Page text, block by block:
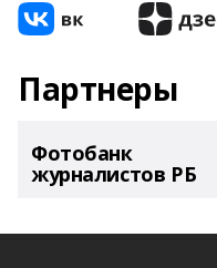
Партнеры
Фотобанк
журналистов РБ